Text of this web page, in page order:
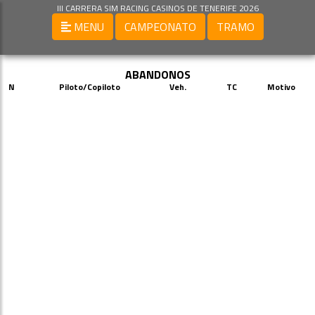
III CARRERA SIM RACING CASINOS DE TENERIFE 2026
MENU CAMPEONATO TRAMO
ABANDONOS
N Piloto/Copiloto Veh. TC Motivo